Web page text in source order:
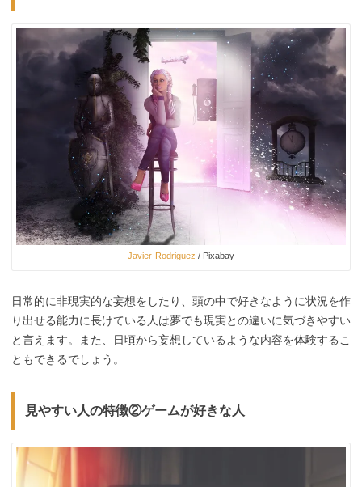
Javier-Rodriguez / Pixabay
日常的に非現実的な妄想をしたり、頭の中で好きなように状況を作
り出せる能力に長けている人は夢でも現実との違いに気づきやすい
と言えます。また、日頃から妄想しているような内容を体験するこ
ともできるでしょう。
見やすい人の特徴②ゲームが好きな人